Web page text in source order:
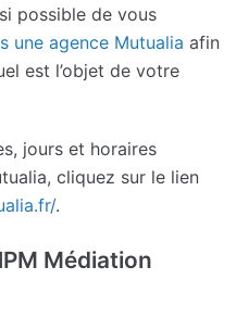
possible de vous
une agence Mutualia afin
est l’objet de votre
jours et horaires
cliquez sur le lien
.
Médiation